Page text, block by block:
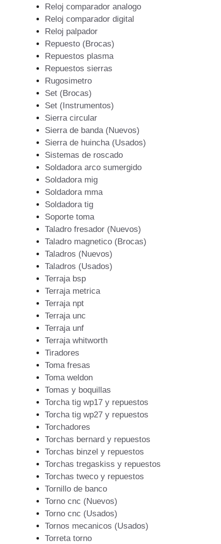
Reloj comparador analogo
Reloj comparador digital
Reloj palpador
Repuesto (Brocas)
Repuestos plasma
Repuestos sierras
Rugosimetro
Set (Brocas)
Set (Instrumentos)
Sierra circular
Sierra de banda (Nuevos)
Sierra de huincha (Usados)
Sistemas de roscado
Soldadora arco sumergido
Soldadora mig
Soldadora mma
Soldadora tig
Soporte toma
Taladro fresador (Nuevos)
Taladro magnetico (Brocas)
Taladros (Nuevos)
Taladros (Usados)
Terraja bsp
Terraja metrica
Terraja npt
Terraja unc
Terraja unf
Terraja whitworth
Tiradores
Toma fresas
Toma weldon
Tomas y boquillas
Torcha tig wp17 y repuestos
Torcha tig wp27 y repuestos
Torchadores
Torchas bernard y repuestos
Torchas binzel y repuestos
Torchas tregaskiss y repuestos
Torchas tweco y repuestos
Tornillo de banco
Torno cnc (Nuevos)
Torno cnc (Usados)
Tornos mecanicos (Usados)
Torreta torno